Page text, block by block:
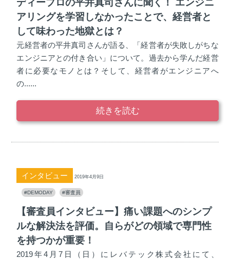
ディープロの平井真司さんに聞く！ エンジニ
アリングを学習しなかったことで、経営者と
して味わった地獄とは？
元経営者の平井真司さんが語る、「経営者が失敗しがちな
エンジニアとの付き合い」について。過去から学んだ経営
者に必要なモノとは？そして、経営者がエンジニアへ
の......
続きを読む
インタビュー 2019年4月9日
#DEMODAY #審査員
【審査員インタビュー】痛い課題へのシンプ
ルな解決法を評価。自らがどの領域で専門性
を持つかが重要！
2019年4月7日（日）にレバテック株式会社にて、